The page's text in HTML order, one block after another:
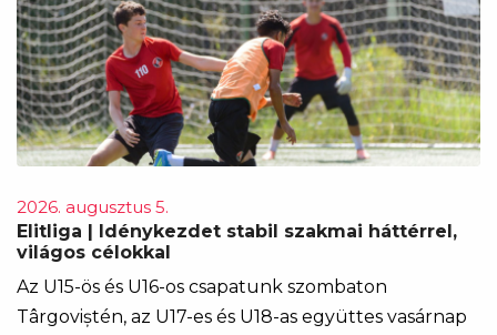
2026. augusztus 5.
Elitliga | Idénykezdet stabil szakmai háttérrel,
világos célokkal
Az U15-ös és U16-os csapatunk szombaton
Târgoviștén, az U17-es és U18-as együttes vasárnap